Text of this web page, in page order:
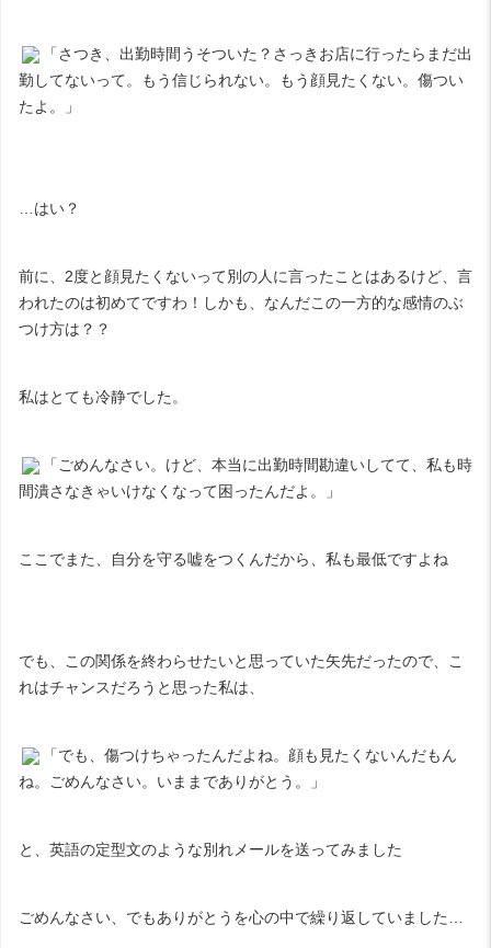
「さつき、出勤時間うそついた？さっきお店に行ったらまだ出
勤してないって。もう信じられない。もう顔見たくない。傷つい
たよ。」
…はい？
前に、2度と顔見たくないって別の人に言ったことはあるけど、言
われたのは初めてですわ！しかも、なんだこの一方的な感情のぶ
つけ方は？？
私はとても冷静でした。
「ごめんなさい。けど、本当に出勤時間勘違いしてて、私も時
間潰さなきゃいけなくなって困ったんだよ。」
ここでまた、自分を守る嘘をつくんだから、私も最低ですよね
でも、この関係を終わらせたいと思っていた矢先だったので、こ
れはチャンスだろうと思った私は、
「でも、傷つけちゃったんだよね。顔も見たくないんだもん
ね。ごめんなさい。いままでありがとう。」
と、英語の定型文のような別れメールを送ってみました
ごめんなさい、でもありがとうを心の中で繰り返していました…